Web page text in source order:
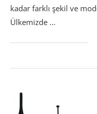
kadar farklı şekil ve
Ülkemizde …